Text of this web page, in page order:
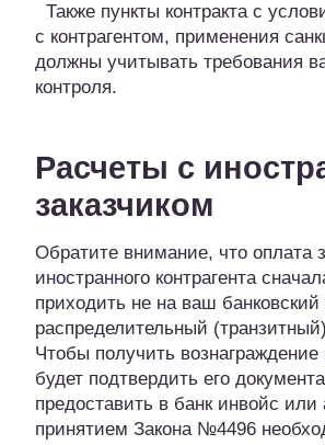
Также пункты контракта с
с контрагентом, применения
должны учитывать требования
контроля.
Расчеты с
заказчиком
Обратите внимание, что оплата
иностранного контрагента
приходить не на ваш банковский
распределительный
Чтобы получить
будет подтвердить его
предоставить в банк инвойс или
принятием Закона №4496